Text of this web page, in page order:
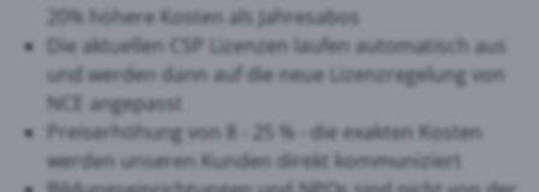
20% höhere Kosten als Jahresabos
Die aktuellen CSP Lizenzen laufen automatisch aus
und werden dann auf die neue Lizenzregelung von
NCE angepasst
Preiserhöhung von 8 - 25 % - die exakten Kosten
werden unseren Kunden direkt kommuniziert